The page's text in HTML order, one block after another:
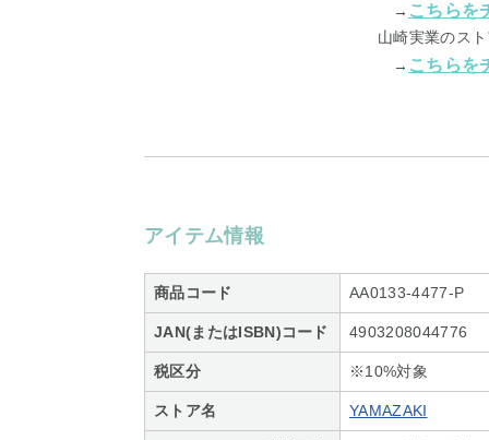
→ こちらを
山崎実業のス
→ こちらを
アイテム情報
商品コード AA0133-4477-P
JAN(またはISBN)コード 4903208044776
税区分 ※10%対象
ストア名 YAMAZAKI